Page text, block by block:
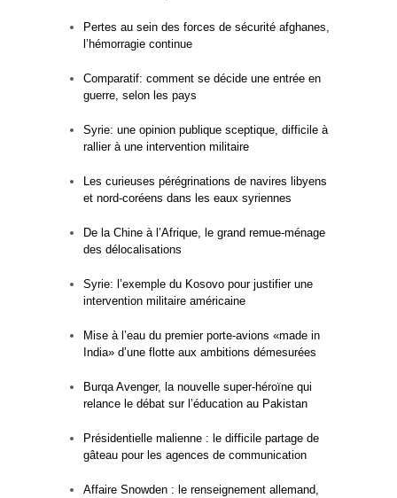
Pertes au sein des forces de sécurité afghanes,
l’hémorragie continue
Comparatif: comment se décide une entrée en
guerre, selon les pays
Syrie: une opinion publique sceptique, difficile à
rallier à une intervention militaire
Les curieuses pérégrinations de navires libyens
et nord-coréens dans les eaux syriennes
De la Chine à l’Afrique, le grand remue-ménage
des délocalisations
Syrie: l’exemple du Kosovo pour justifier une
intervention militaire américaine
Mise à l’eau du premier porte-avions «made in
India» d’une flotte aux ambitions démesurées
Burqa Avenger, la nouvelle super-héroïne qui
relance le débat sur l’éducation au Pakistan
Présidentielle malienne : le difficile partage de
gâteau pour les agences de communication
Affaire Snowden : le renseignement allemand,